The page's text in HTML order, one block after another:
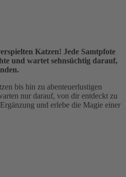
Katzen! Jede Samtpfote
und wartet sehnsüchtig darauf,
bis hin zu abenteuerlustigen
nur darauf, von dir entdeckt zu
und erlebe die Magie einer